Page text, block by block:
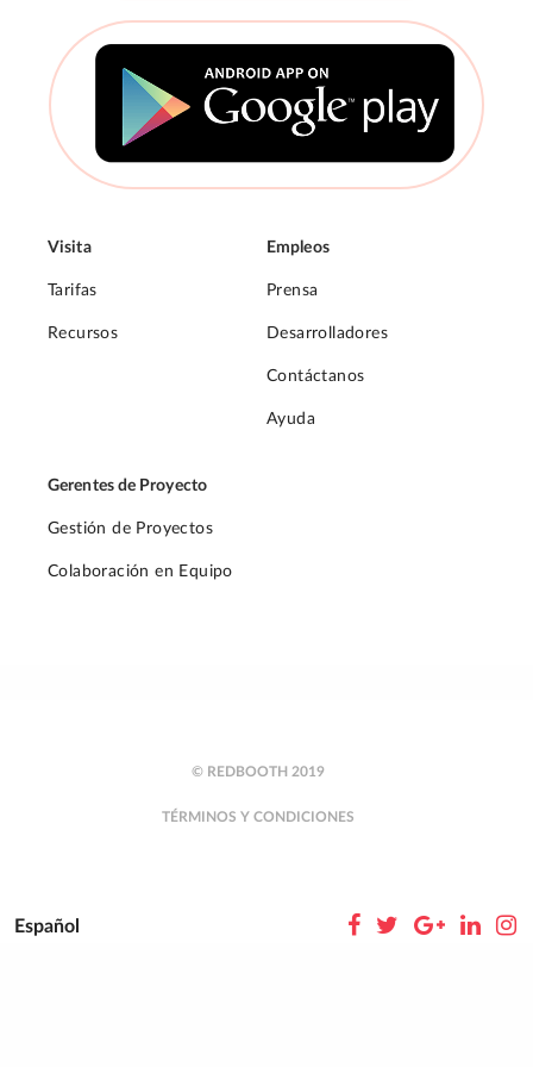
Visita
Tarifas
Recursos
Empleos
Prensa
Desarrolladores
Contáctanos
Ayuda
Gerentes de Proyecto
Gestión de Proyectos
Colaboración en Equipo
© REDBOOTH 2019
TÉRMINOS Y CONDICIONES
Español